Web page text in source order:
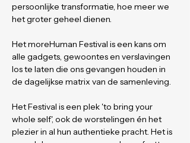
persoonlijke transformatie, hoe meer we
het groter geheel dienen.
Het moreHuman Festival is een kans om
alle gadgets, gewoontes en verslavingen
los te laten die ons gevangen houden in
de dagelijkse matrix van de samenleving.
Het Festival is een plek 'to bring your
whole self', ook de worstelingen én het
plezier in al hun authentieke pracht. Het is